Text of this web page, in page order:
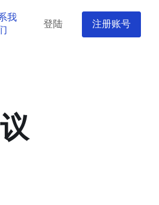
我
登陆 注册账号